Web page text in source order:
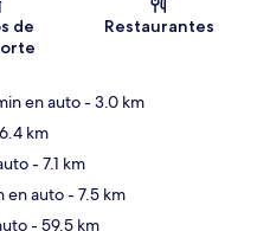
del mapa
de
Restaurantes
en auto- 3.0 km
km
- 7.1 km
en auto- 7.5 km
- 59.5 km